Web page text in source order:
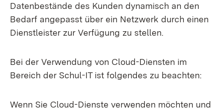
Datenbestände des Kunden dynamisch an den
Bedarf angepasst über ein Netzwerk durch einen
Dienstleister zur Verfügung zu stellen.
Bei der Verwendung von Cloud-Diensten im
Bereich der Schul-IT ist folgendes zu beachten:
Wenn Sie Cloud-Dienste verwenden möchten und